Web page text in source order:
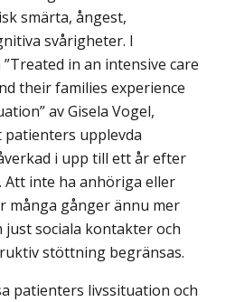
smärta, ångest,
svårigheter. I
in an intensive care
their families experience
av Gisela Vogel,
upplevda
i upp till ett år efter
Att inte ha anhöriga eller
många gånger ännu mer
sociala kontakter och
stöttning begränsas.
patienters livssituation och